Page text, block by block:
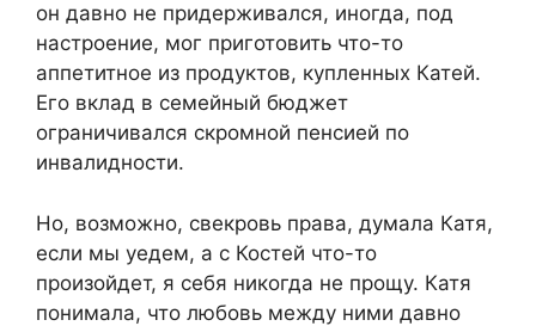
он давно не придерживался, иногда, под
настроение, мог приготовить что-то
аппетитное из продуктов, купленных Катей.
Его вклад в семейный бюджет
ограничивался скромной пенсией по
инвалидности.
Но, возможно, свекровь права, думала Катя,
если мы уедем, а с Костей что-то
произойдет, я себя никогда не прощу. Катя
понимала, что любовь между ними давно